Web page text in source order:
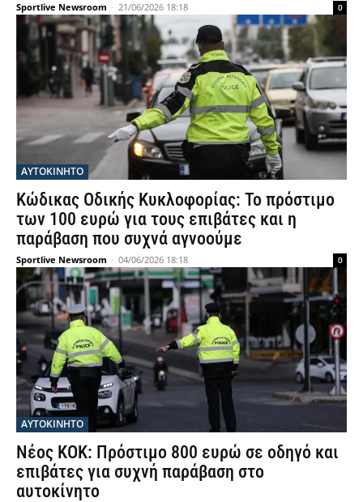
Sportlive Newsroom - 21/06/2026 18:18 0
ΑΥΤΟΚΙΝΗΤΟ
Κώδικας Οδικής Κυκλοφορίας: Το πρόστιμο
των 100 ευρώ για τους επιβάτες και η
παράβαση που συχνά αγνοούμε
Sportlive Newsroom - 04/06/2026 18:18 0
ΑΥΤΟΚΙΝΗΤΟ
Νέος ΚΟΚ: Πρόστιμο 800 ευρώ σε οδηγό και
επιβάτες για συχνή παράβαση στο
αυτοκίνητο